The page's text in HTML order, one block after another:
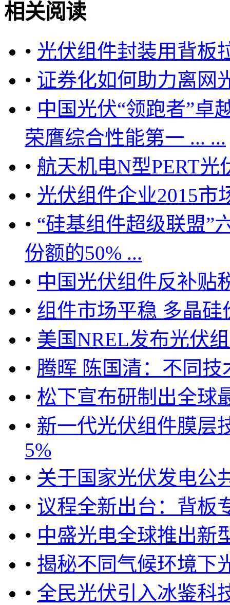
相关阅读
• 光伏组件封装用背板
• 证券化如何助力离网
• 中国光伏“领跑者”卓
荣膺综合性能第一 ... ...
• 航天机电N型PERT光
• 光伏组件企业2015市
• “硅基组件超级联盟”
份额的50% ...
• 中国光伏组件反补贴
• 组件市场平稳 多晶硅
• 美国NREL发布光伏
• 腾晖 陈国清：不同
• 松下宣布研制出全球
• 新一代光伏组件膜层
5%
• 关于国家光伏发电公
• 议程全新出台：背板
• 中盛光电全球推出新
• 揭秘不同气候环境下
• 全民光伏引入冰鉴科